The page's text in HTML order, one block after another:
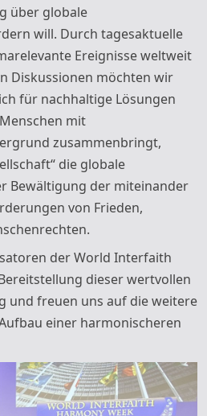
über globale
will. Durch tagesaktuelle
Ereignisse weltweit
Diskussionen möchten wir
für nachhaltige Lösungen
mit
zusammenbringt,
die globale
Bewältigung der miteinander
von Frieden,
der World Interfaith
dieser wertvollen
und freuen uns auf die weitere
einer harmonischeren